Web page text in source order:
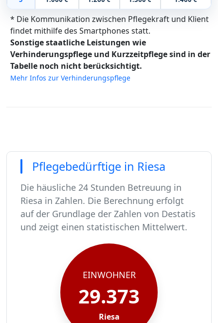
* Die Kommunikation zwischen Pflegekraft und Klient
findet mithilfe des Smartphones statt.
Sonstige staatliche Leistungen wie
Verhinderungspflege und Kurzzeitpflege sind in der
Tabelle noch nicht berücksichtigt.
Mehr Infos zur Verhinderungspflege
Pflegebedürftige in Riesa
Die häusliche 24 Stunden Betreuung in
Riesa in Zahlen. Die Berechnung erfolgt
auf der Grundlage der Zahlen von Destatis
und zeigt einen statistischen Mittelwert.
In Riesa leben rund 29373 Menschen.
Von diesen 29373 Einwohnern sind rund 1792
Ca. 287 dieser pflegebedürftigen Menschen
Der Großteil der Pflegebedürftigen in Riesa,
EINWOHNER
29.373
Riesa